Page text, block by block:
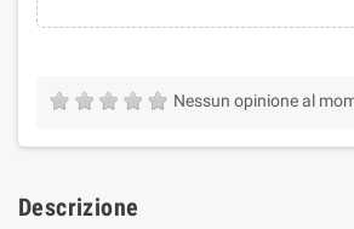
Nessun opinione al
Descrizione